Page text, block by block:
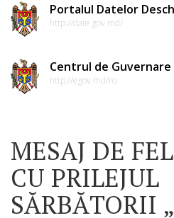
Portalul Datelor
http://date.gov.md/
Centrul de Guvernare
http://egov.md/ro
MESAJ DE
CU PRILEJUL
SĂRBĂTORII